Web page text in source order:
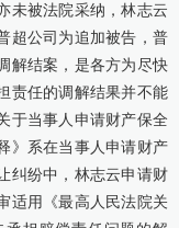
未被法院采纳，林志云
超公司为追加被告，普
解结案，是各方为尽快
责任的调解结果并不能
于当事人申请财产保全
》系在当事人申请财产
纠纷中，林志云申请财
适用《最高人民法院关